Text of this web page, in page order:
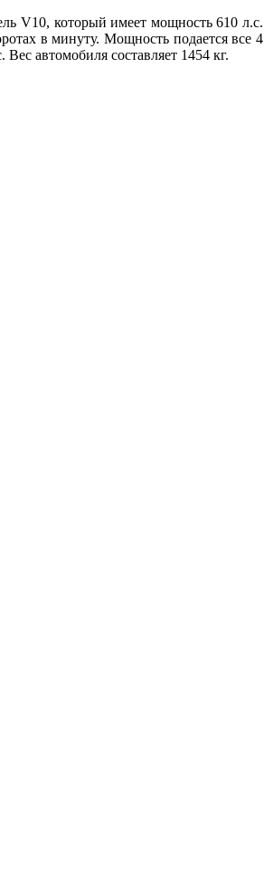
V10, который имеет мощность 610 л.с.
в минуту. Мощность подается все 4
автомобиля составляет 1454 кг.